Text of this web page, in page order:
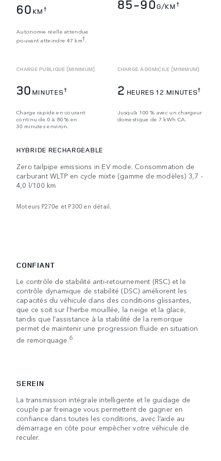
60 KM †
Autonomie réelle attendue
pouvant atteindre 47 km†
85-90G/KM †
CHARGE PUBLIQUE (MINIMUM)
30 MINUTES†
Charge rapide en courant
continu de 0 à 80 % en
30 minutes environ.
CHARGE À DOMICILE (MINIMUM)
2 HEURES 12 MINUTES†
Jusqu’à 100 % avec un chargeur
domestique de 7 kWh CA.
HYBRIDE RECHARGEABLE
Zero tailpipe emissions in EV mode. Consommation de
carburant WLTP en cycle mixte (gamme de modèles) 3,7 -
4,0 l/100 km
Moteurs P270e et P300 en détail.
CONFIANT
Le contrôle de stabilité anti-retournement (RSC) et le
contrôle dynamique de stabilité (DSC) améliorent les
capacités du véhicule dans des conditions glissantes,
que ce soit sur l’herbe mouillée, la neige et la glace,
tandis que l’assistance à la stabilité de la remorque
permet de maintenir une progression fluide en situation
de remorquage.6
SEREIN
La transmission intégrale intelligente et le guidage de
couple par freinage vous permettent de gagner en
confiance dans toutes les conditions, avec l’aide au
démarrage en côte pour empêcher votre véhicule de
reculer.